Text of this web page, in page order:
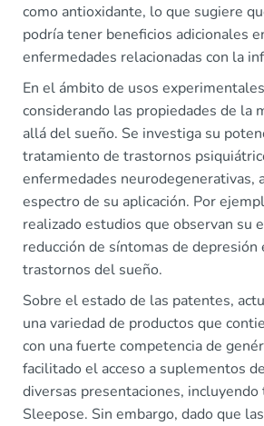
como antioxidante, lo que sugiere
podría tener beneficios adicionales
enfermedades relacionadas con la
En el ámbito de usos
considerando las propiedades de la
allá del sueño. Se investiga su
tratamiento de trastornos
enfermedades neurodegenerativas,
espectro de su aplicación. Por
realizado estudios que observan su
reducción de síntomas de depresión
trastornos del sueño.
Sobre el estado de las patentes,
una variedad de productos que
con una fuerte competencia de
facilitado el acceso a suplementos
diversas presentaciones,
Sleepose. Sin embargo, dado que